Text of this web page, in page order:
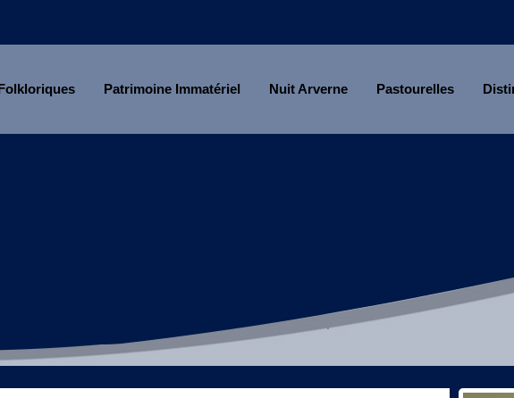
Patrimoine Immatériel Nuit Arverne Pastourelles
Année
Mois